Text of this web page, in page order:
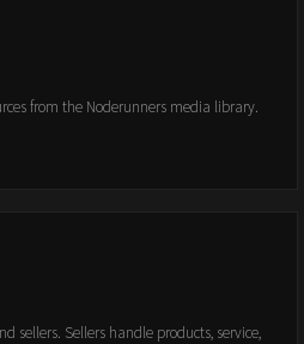
from the Noderunners media library.
sellers. Sellers handle products, service,